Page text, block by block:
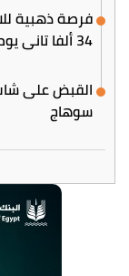
34 ألفا تاني يوم
القبض على
سوهاج